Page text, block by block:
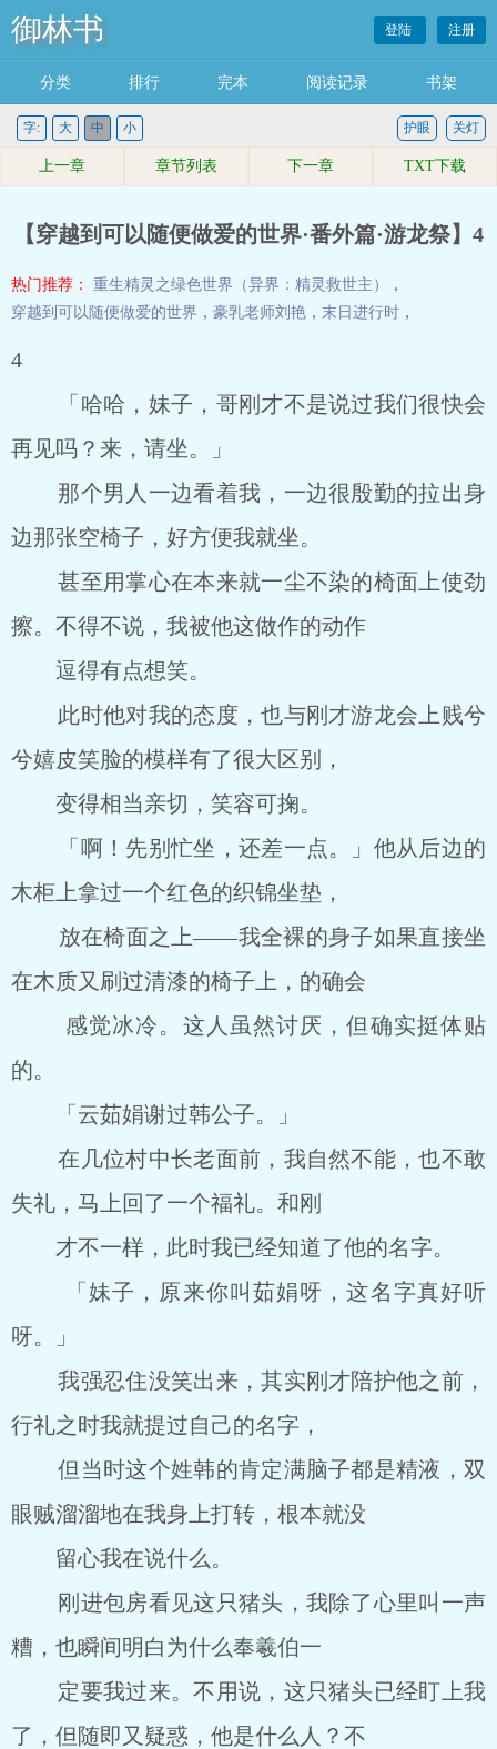
御林书 登陆 注册
分类 排行 完本 阅读记录 书架
字: 大 中 小 关灯
护眼
上一章 章节列表 下一章 TXT下载
【穿越到可以随便做爱的世界·番外篇·游龙祭】4
热门推荐： 重生精灵之绿色世界（异界：精灵救世主）
，
穿越到可以随便做爱的世界 ， 豪乳老师刘艳 ， 末日进行时 ，
4
「哈哈，妹子，哥刚才不是说过我们很快会
再见吗？来，请坐。」
那个男人一边看着我，一边很殷勤的拉出身
边那张空椅子，好方便我就坐。
甚至用掌心在本来就一尘不染的椅面上使劲
擦。不得不说，我被他这做作的动作
逗得有点想笑。
此时他对我的态度，也与刚才游龙会上贱兮
兮嬉皮笑脸的模样有了很大区别，
变得相当亲切，笑容可掬。
「啊！先别忙坐，还差一点。」他从后边的
木柜上拿过一个红色的织锦坐垫，
放在椅面之上——我全裸的身子如果直接坐
在木质又刷过清漆的椅子上，的确会
感觉冰冷。这人虽然讨厌，但确实挺体贴
的。
「云茹娟谢过韩公子。」
在几位村中长老面前，我自然不能，也不敢
失礼，马上回了一个福礼。和刚
才不一样，此时我已经知道了他的名字。
「妹子，原来你叫茹娟呀，这名字真好听
呀。」
我强忍住没笑出来，其实刚才陪护他之前，
行礼之时我就提过自己的名字，
但当时这个姓韩的肯定满脑子都是精液，双
眼贼溜溜地在我身上打转，根本就没
留心我在说什么。
刚进包房看见这只猪头，我除了心里叫一声
糟，也瞬间明白为什么奉羲伯一
定要我过来。不用说，这只猪头已经盯上我
了，但随即又疑惑，他是什么人？不